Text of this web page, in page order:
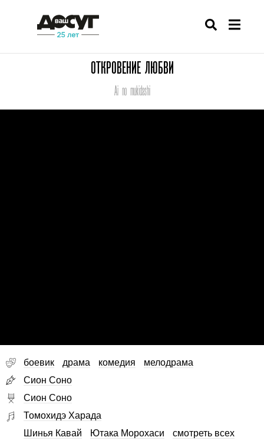
ОТКРОВЕНИЕ ЛЮБВИ
Ai no mukidashi
боевик драма комедия
мелодрама
Сион Соно
Сион Соно
Томохидэ Харада
Шинья Кавай
Ютака Морохаси
смотреть всех